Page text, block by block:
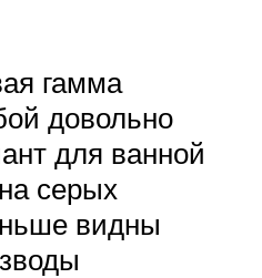
гамма
довольно
для ванной
серых
видны